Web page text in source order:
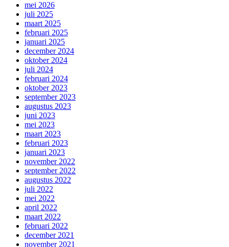
mei 2026
juli 2025
maart 2025
februari 2025
januari 2025
december 2024
oktober 2024
juli 2024
februari 2024
oktober 2023
september 2023
augustus 2023
juni 2023
mei 2023
maart 2023
februari 2023
januari 2023
november 2022
september 2022
augustus 2022
juli 2022
mei 2022
april 2022
maart 2022
februari 2022
december 2021
november 2021